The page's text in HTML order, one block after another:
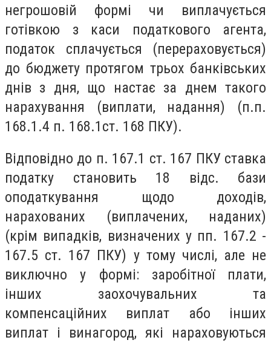
негрошовій формі чи виплачується
готівкою з каси податкового агента,
податок сплачується (перераховується)
до бюджету протягом трьох банківських
днів з дня, що настає за днем такого
нарахування (виплати, надання) (п.п.
168.1.4 п. 168.1ст. 168 ПКУ).
Відповідно до п. 167.1 ст. 167 ПКУ ставка
податку становить 18 відс. бази
оподаткування щодо доходів,
нарахованих (виплачених, наданих)
(крім випадків, визначених у пп. 167.2 -
167.5 ст. 167 ПКУ) у тому числі, але не
виключно у формі: заробітної плати,
інших заохочувальних та
компенсаційних виплат або інших
виплат і винагород, які нараховуються